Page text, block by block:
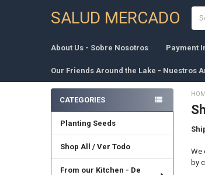
SALUD MERCADO
About Us - Sobre Nosotros Payment
Our Friends Around the Lake - Nuestros
Sidebar
CATEGORIES
Planting Seeds
Shop All / Ver Todo
From our Kitchen - De
We
by